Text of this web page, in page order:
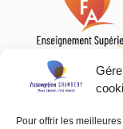
Pour offrir les